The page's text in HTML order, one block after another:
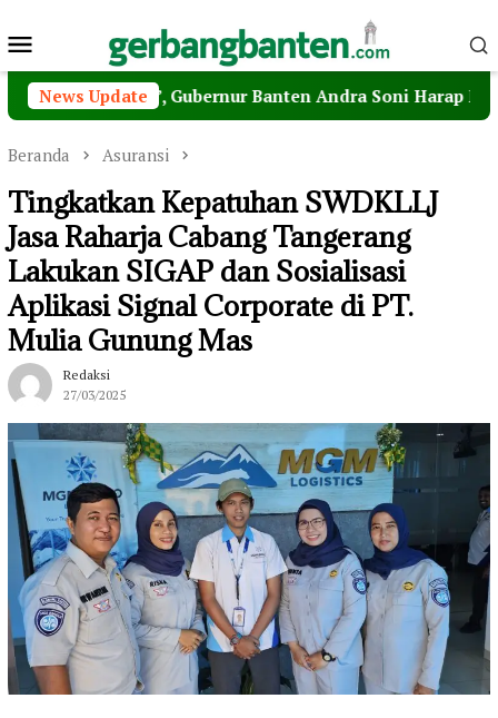
ke
Menu
Mobile
News Update
Pagi’, Gubernur Banten Andra Soni Harap MPI Jadi
Beranda Asuransi
Tingkatkan Kepatuhan SWDKLLJ
Jasa Raharja Cabang Tangerang
Lakukan SIGAP dan Sosialisasi
Aplikasi Signal Corporate di PT.
Mulia Gunung Mas
Redaksi
27/03/2025